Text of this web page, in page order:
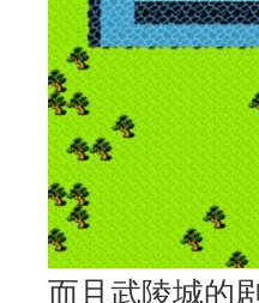
而且武陵城的